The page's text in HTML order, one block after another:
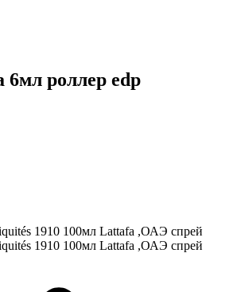
роллер edp